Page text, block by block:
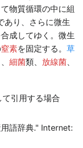
物質循環の中に組
あり、さらに微生
成してゆく。微生
窒素を固定する。 草
細菌類、 放線菌、
引用する場合
語辞典." Internet: